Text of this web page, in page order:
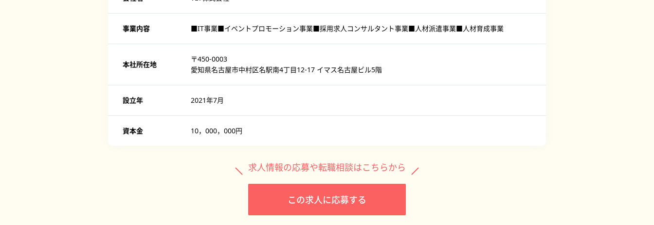
事業内容 ■IT事業■イベントプロモーション事業■採用求人コンサルタント事業■人材派遣事業■人材育成事業
本社所在地
〒450-0003
愛知県名古屋市中村区名駅南4丁目12-17 イマス名古屋ビル5階
設立年 2021年7月
資本金 10，000，000円
求人情報の応募や転職相談はこちらから
この求人に応募する